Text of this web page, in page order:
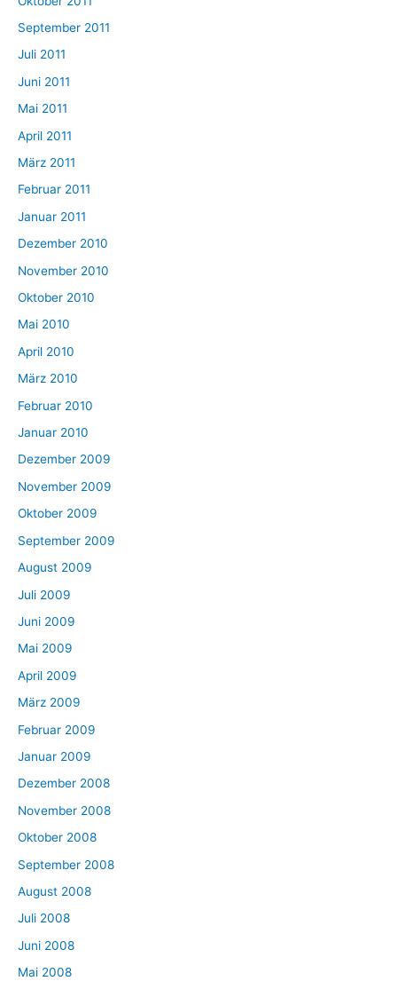
September 2011
Juli 2011
Juni 2011
Mai 2011
April 2011
März 2011
Februar 2011
Januar 2011
Dezember 2010
November 2010
Oktober 2010
Mai 2010
April 2010
März 2010
Februar 2010
Januar 2010
Dezember 2009
November 2009
Oktober 2009
September 2009
August 2009
Juli 2009
Juni 2009
Mai 2009
April 2009
März 2009
Februar 2009
Januar 2009
Dezember 2008
November 2008
Oktober 2008
September 2008
August 2008
Juli 2008
Juni 2008
Mai 2008